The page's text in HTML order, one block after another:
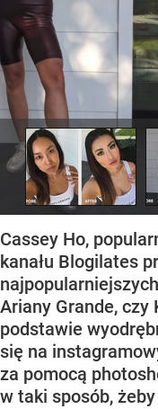
Cassey Ho,
kanału Blogilates
Ariany Grande, czy
podstawie
się na
za pomocą
w taki sposób,